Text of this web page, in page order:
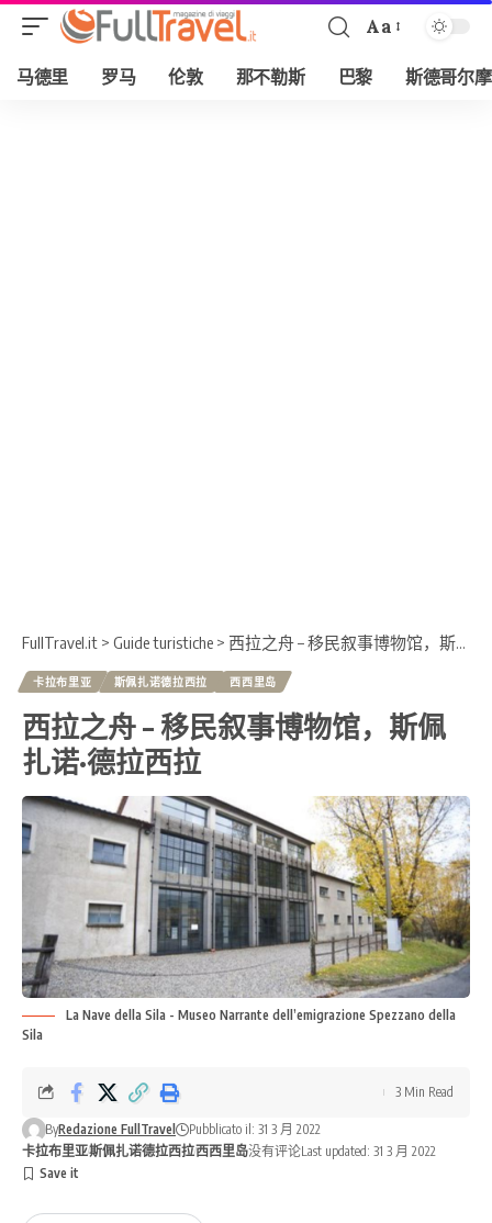
Font
Resizer
Aa
马德里 罗马 伦敦 那不勒斯 巴黎 斯德哥尔摩
FullTravel.it > Guide turistiche > 西拉之舟 – 移民叙事博物馆，斯佩扎诺·德拉西拉
卡拉布里亚 斯佩扎诺德拉西拉 西西里岛
西拉之舟 – 移民叙事博物馆，斯佩
扎诺·德拉西拉
La Nave della Sila - Museo Narrante dell’emigrazione Spezzano della
Sila
ByRedazione FullTravel
Pubblicato il: 31 3 月 2022
卡拉布里亚斯佩扎诺德拉西拉西西里岛没有评论Last updated: 31 3 月 2022
3 Min Read